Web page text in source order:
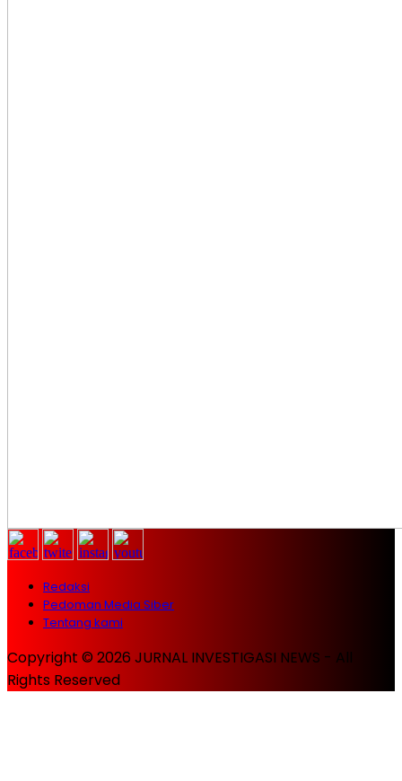
Redaksi
Pedoman Media Siber
Tentang kami
Copyright © 2026 JURNAL INVESTIGASI NEWS - All
Rights Reserved